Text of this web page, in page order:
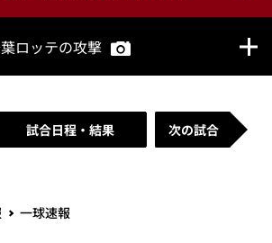
ロッテの攻撃
試合日程・結果 次の試合
一球速報